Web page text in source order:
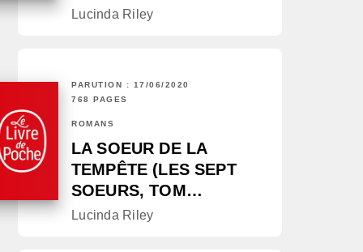
Lucinda Riley
PARUTION : 17/06/2020
768 PAGES
ROMANS
LA SOEUR DE LA
TEMPÊTE (LES SEPT
SOEURS, TOM…
Lucinda Riley